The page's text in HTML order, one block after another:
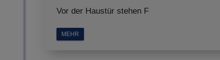
Vor der Haustür stehen F
MEHR